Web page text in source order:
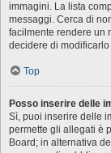
immagini. La lista
messaggi. Cerca di
facilmente rendere un
decidere di
Top
Posso inserire delle
Sì, puoi inserire delle
permette gli allegati è
Board; in alternativa